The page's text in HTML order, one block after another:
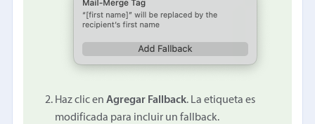
Haz clic enAgregar Fallback. La etiqueta es
modificada para incluir un fallback.